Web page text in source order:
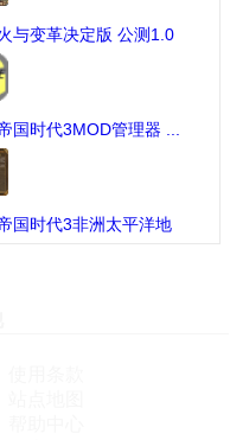
与变革决定版 公测1.0
作品] 下载：425 次
国时代3MOD管理器 ...
具] 下载：379 次
国时代3非洲太平洋地